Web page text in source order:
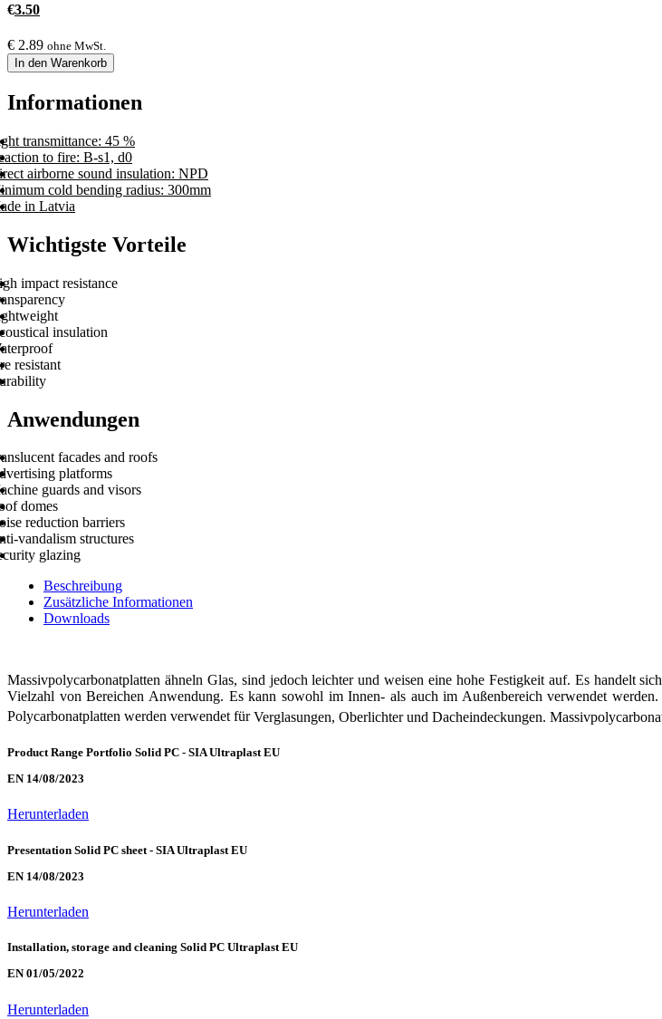
€3.50
€ 2.89 ohne MwSt.
In den Warenkorb
Informationen
transmittance: 45 %
to fire: B-s1, d0
airborne sound insulation: NPD
cold bending radius: 300mm
in Latvia
Wichtigste Vorteile
impact resistance
insulation
resistant
Anwendungen
facades and roofs
platforms
guards and visors
domes
reduction barriers
vandalism structures
glazing
Beschreibung
Zusätzliche Informationen
Downloads
Massivpolycarbonatplatten ähneln Glas, sind jedoch leichter und weisen eine hohe Festigkeit auf. Es handelt
Vielzahl von Bereichen Anwendung. Es kann sowohl im Innen- als auch im Außenbereich verwendet
Polycarbonatplatten werden verwendet für Verglasungen, Oberlichter und Dacheindeckungen.
Product Range Portfolio Solid PC - SIA Ultraplast EU
EN 14/08/2023
Herunterladen
Presentation Solid PC sheet - SIA Ultraplast EU
EN 14/08/2023
Herunterladen
Installation, storage and cleaning Solid PC Ultraplast EU
EN 01/05/2022
Herunterladen